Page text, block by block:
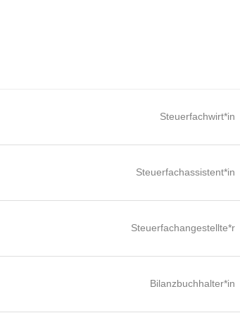
Steuerfachwirt*in
Steuerfachassistent*in
Steuerfachangestellte*r
Bilanzbuchhalter*in